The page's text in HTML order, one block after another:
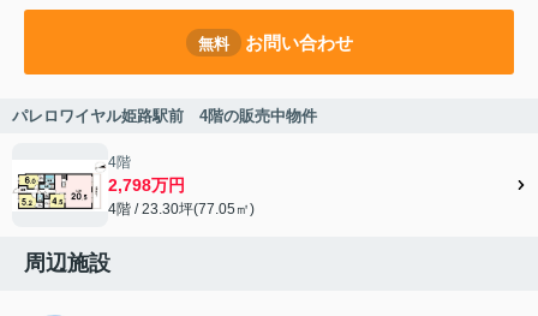
無料 お問い合わせ
パレロワイヤル姫路駅前 4階の販売中物件
4階
2,798万円
4階 / 23.30坪(77.05㎡)
周辺施設